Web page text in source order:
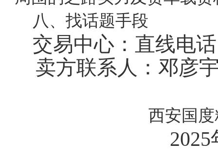
八、找话题手段
交易中心：直线电话
卖方联系人：邓彦
西安国
2025